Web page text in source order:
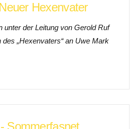
Hexenvater
der Leitung von Gerold Ruf
„Hexenvaters“ an Uwe Mark
Sommerfasnet